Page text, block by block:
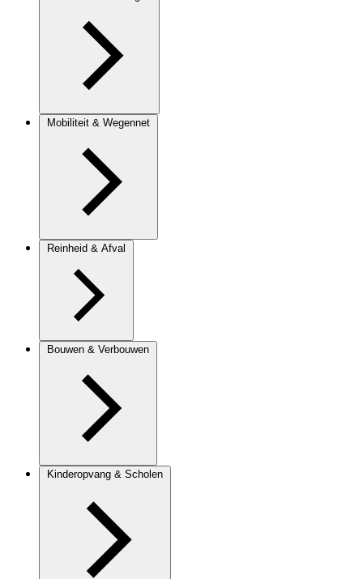
Mobiliteit & Wegennet
Reinheid & Afval
Bouwen & Verbouwen
Kinderopvang & Scholen